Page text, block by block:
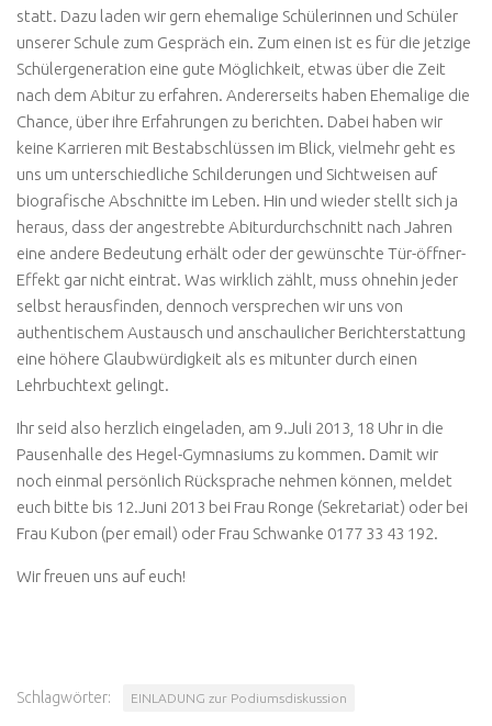
statt. Dazu laden wir gern ehemalige Schülerinnen und Schüler
unserer Schule zum Gespräch ein. Zum einen ist es für die jetzige
Schülergeneration eine gute Möglichkeit, etwas über die Zeit
nach dem Abitur zu erfahren. Andererseits haben Ehemalige die
Chance, über ihre Erfahrungen zu berichten. Dabei haben wir
keine Karrieren mit Bestabschlüssen im Blick, vielmehr geht es
uns um unterschiedliche Schilderungen und Sichtweisen auf
biografische Abschnitte im Leben. Hin und wieder stellt sich ja
heraus, dass der angestrebte Abiturdurchschnitt nach Jahren
eine andere Bedeutung erhält oder der gewünschte Tür-öffner-
Effekt gar nicht eintrat. Was wirklich zählt, muss ohnehin jeder
selbst herausfinden, dennoch versprechen wir uns von
authentischem Austausch und anschaulicher Berichterstattung
eine höhere Glaubwürdigkeit als es mitunter durch einen
Lehrbuchtext gelingt.
Ihr seid also herzlich eingeladen, am 9.Juli 2013, 18 Uhr in die
Pausenhalle des Hegel-Gymnasiums zu kommen. Damit wir
noch einmal persönlich Rücksprache nehmen können, meldet
euch bitte bis 12.Juni 2013 bei Frau Ronge (Sekretariat) oder bei
Frau Kubon (per email) oder Frau Schwanke 0177 33 43 192.
Wir freuen uns auf euch!
Schlagwörter: EINLADUNG zur Podiumsdiskussion